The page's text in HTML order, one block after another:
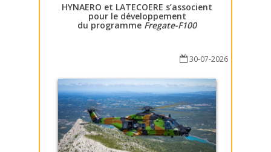
HYNAERO et LATECOERE s’associent
pour le développement
du programme Fregate-F100
30-07-2026